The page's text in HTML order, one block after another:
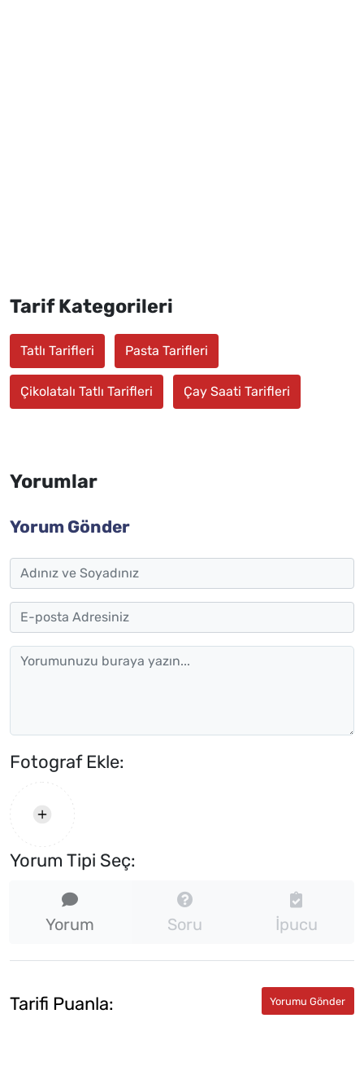
Tarif Kategorileri
Tatlı Tarifleri Pasta Tarifleri
Çikolatalı Tatlı Tarifleri Çay Saati Tarifleri
Yorumlar
Yorum Gönder
Fotograf Ekle:
Yorum Tipi Seç:
Yorum Soru İpucu
Tarifi Puanla: